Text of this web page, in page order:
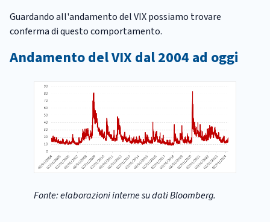
Guardando all'andamento del VIX possiamo trovare
conferma di questo comportamento.
Andamento del VIX dal 2004 ad oggi
Fonte: elaborazioni interne su dati Bloomberg.